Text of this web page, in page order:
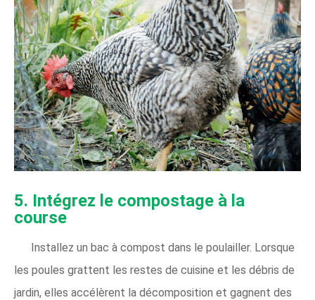
5. Intégrez le compostage à la
course
Installez un bac à compost dans le poulailler. Lorsque
les poules grattent les restes de cuisine et les débris de
jardin, elles accélèrent la décomposition et gagnent des